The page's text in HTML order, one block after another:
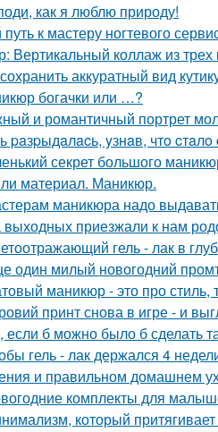
как я люблю природу!
к мастеру ногтевого
Вертикальный коллаж из
аккуратный вид
богачки или …?
и романтичный портрет
paзpыдaлacь, yзнaв, чтo
секрет большого
материал. Маникюр.
маникюра надо
приезжали к нам
гель - лак в
один милый новогодний
маникюр - это про стиль,
принт снова в игре - и
если б можно было б сделать
гель - лак держался 4
и правильном домашнем
комплекты для
который притягивает